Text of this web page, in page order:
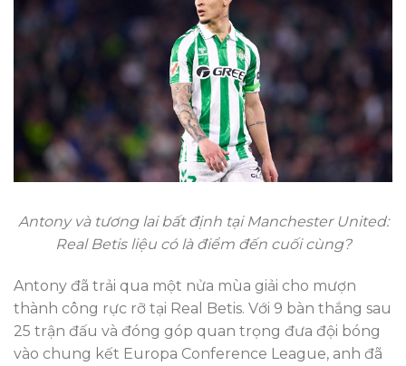
Antony và tương lai bất định tại Manchester United:
Real Betis liệu có là điểm đến cuối cùng?
Antony đã trải qua một nửa mùa giải cho mượn
thành công rực rỡ tại Real Betis. Với 9 bàn thắng sau
25 trận đấu và đóng góp quan trọng đưa đội bóng
vào chung kết Europa Conference League, anh đã